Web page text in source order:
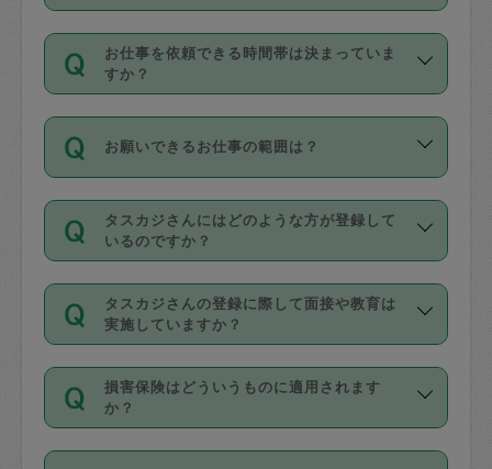
ル登録時にはご入力いただかなくても大
丈夫です。
デビットカード・プリペイドカード（Vプ
リカ、au WALLETなど）は支払にはご利
銀行振込や現金払いも対応していませ
なお、タスカジさんの交通費も、依頼料
金のご請求と合わせてお支払いとなりま
動計算で表示されます。
ポット」よりお得な料金でご利用できま
す。
定期の最低利用回数は設けていない代わ
りに、一定数を超えたキャンセルは有償
（例：毎週定期の場合は３回以上のキャ
ンセルが有償（1200円、隔週定期の場合
は２回以上のキャンセルが有償（1200
交通費は依頼料金とは別途発生し、依頼
料金のご請求と合わせてお支払いとなり
ます。交通費の金額は「依頼の詳細」に
お仕事を依頼できる時間帯は決まっていま
すか？
時間帯は3種類あります。いずれも１回あ
たり３時間です。
・ＡＭ ９時～１２時
・ＰＭ １３時～１６時
・夜 １８時～２１時
開始時間を２時間前後変更することが可
能です。依頼送信後、個別にタスカジさ
んにメッセージを送り調整してくださ
い。ただし、２時間を越えての調整はで
お願いできるお仕事の範囲は？
掃除、整理収納、洗濯、買い物、料理、
作り置きです。タスカジさんによってで
きる仕事の範囲が異なりますので、依頼
する前にタスカジさんのプロフィールで
確認してください。
基本的に、高所での作業や危険作業、屋
外での作業は対象外です。
タスカジさんにはどのような方が登録して
いるのですか？
主婦として長年の家事経験をお持ちの
方、栄養士・調理師といった資格者で保
育園や学校の給食やレストランで料理関
係の専門職に従事されていた方、日本で
すでにハウスキーパーや英語の先生とし
てお仕事をしているフィリピン出身の
タスカジさんの登録に際して面接や教育は
実施していますか？
応募の際に、各自事務局との面接と説明
を行っています。その後、身分証明書の
写真提出をしていただいています。外国
損害保険はどういうものに適用されます
か？
依頼者とタスカジさんとの間でタスカジ